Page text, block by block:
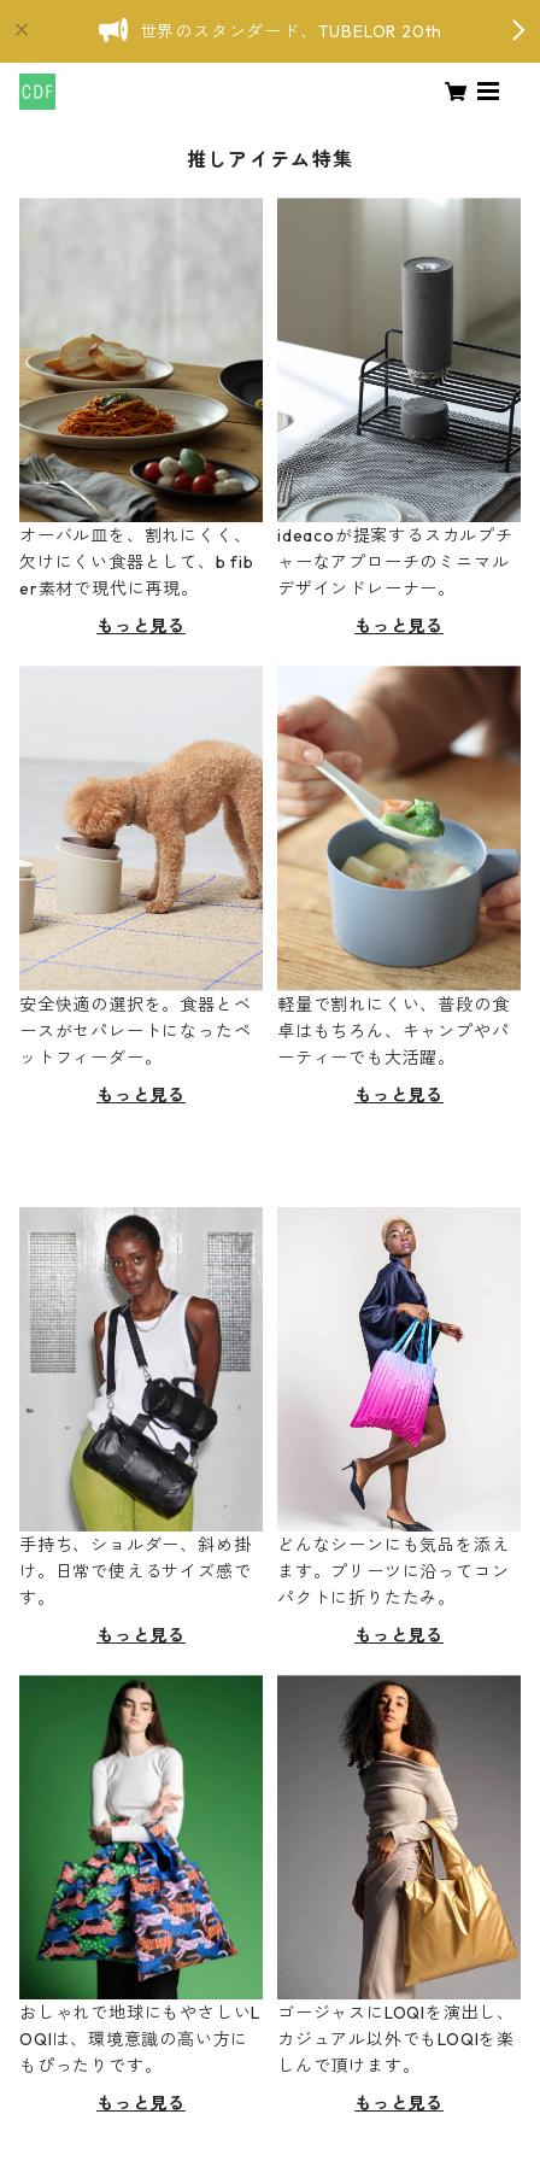
世界のスタンダード、TUBELOR 20th
推しアイテム特集
オーバル皿を、割れにくく、
欠けにくい食器として、b fib
er素材で現代に再現。
もっと見る
ideacoが提案するスカルプチ
ャーなアプローチのミニマル
デザインドレーナー。
もっと見る
安全快適の選択を。食器とベ
ースがセパレートになったペ
ットフィーダー。
もっと見る
軽量で割れにくい、普段の食
卓はもちろん、キャンプやパ
ーティーでも大活躍。
もっと見る
手持ち、ショルダー、斜め掛
け。日常で使えるサイズ感で
す。
もっと見る
どんなシーンにも気品を添え
ます。プリーツに沿ってコン
パクトに折りたたみ。
もっと見る
おしゃれで地球にもやさしいL
OQIは、環境意識の高い方に
もぴったりです。
もっと見る
ゴージャスにLOQIを演出し、
カジュアル以外でもLOQIを楽
しんで頂けます。
もっと見る